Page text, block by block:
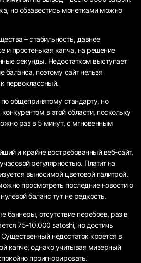
но обзавестись монетками можно
– стабильность, давнее
и простенькая капча, на решение
секунды. Недостатком выступает
баланса, поэтому сайт нельзя
первоклассный.
общепринятому стандарту, но
в этой области, поскольку
раз в 5 минут, с мгновенным
и крайне востребованный веб-сайт,
регулярностью. Платит на
выносимой цветовой палитрой.
просмотреть последние новости о
баланс тут не редкость.
баннеры, отсутствие перебоев, раз в
75-10.000 satoshi, но достичь
недостаток кроется в
капче, однако учитывая мизерный
проигнорировать.